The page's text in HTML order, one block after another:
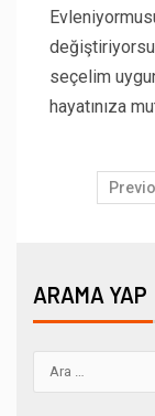
seçelim
hayatınıza
ARAMA YAP